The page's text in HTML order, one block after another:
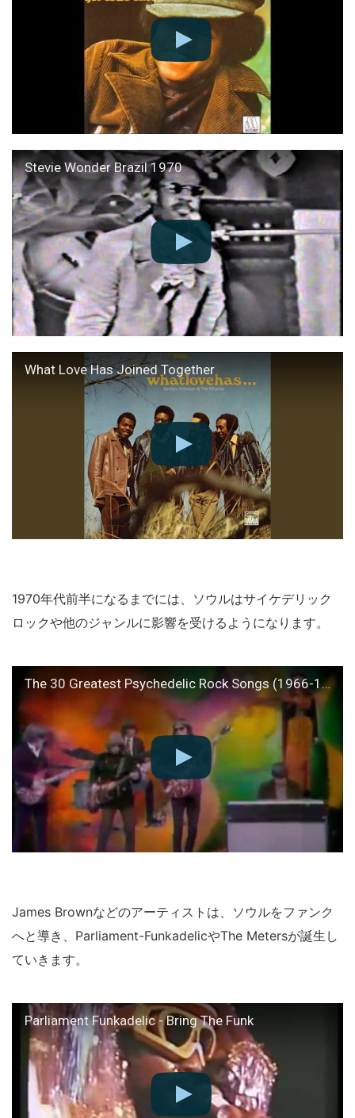
Stevie Wonder Brazil 1970
What Love Has Joined Together
1970年代前半になるまでには、ソウルはサイケデリック
ロックや他のジャンルに影響を受けるようになります。
The 30 Greatest Psychedelic Rock Songs (1966-1968)
James Brownなどのアーティストは、ソウルをファンク
へと導き、Parliament-FunkadelicやThe Metersが誕生し
ていきます。
Parliament Funkadelic - Bring The Funk